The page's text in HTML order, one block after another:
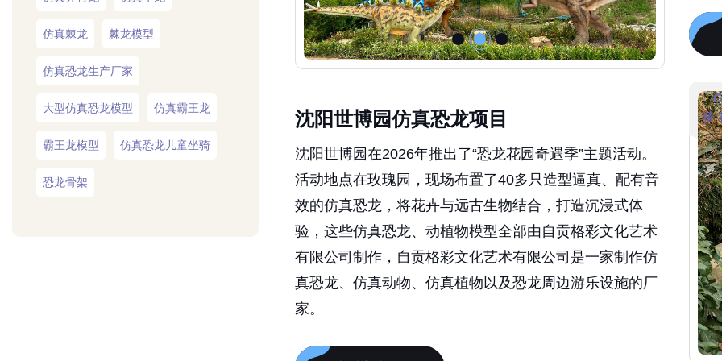
沈阳世博园仿真恐龙项目
沈阳世博园在2026年推出了“恐龙花园奇遇季”主题活动。
活动地点在玫瑰园，现场布置了40多只造型逼真、配有音
效的仿真恐龙，将花卉与远古生物结合，打造沉浸式体
验，这些仿真恐龙、动植物模型全部由自贡格彩文化艺术
有限公司制作，自贡格彩文化艺术有限公司是一家制作仿
真恐龙、仿真动物、仿真植物以及恐龙周边游乐设施的厂
家。
仿真棘龙 棘龙模型
仿真恐龙生产厂家
大型仿真恐龙模型 仿真霸王龙
霸王龙模型 仿真恐龙儿童坐骑
恐龙骨架